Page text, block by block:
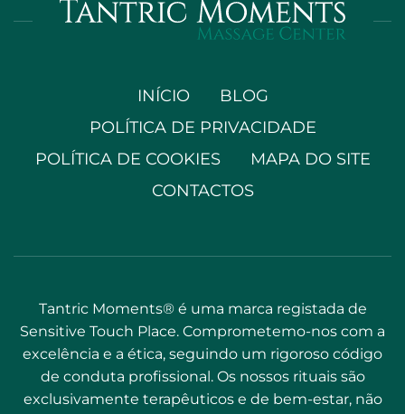
INÍCIO
BLOG
POLÍTICA DE PRIVACIDADE
POLÍTICA DE COOKIES
MAPA DO SITE
CONTACTOS
Tantric Moments® é uma marca registada de
Sensitive Touch Place. Comprometemo-nos com a
excelência e a ética, seguindo um rigoroso código
de conduta profissional. Os nossos rituais são
exclusivamente terapêuticos e de bem-estar, não